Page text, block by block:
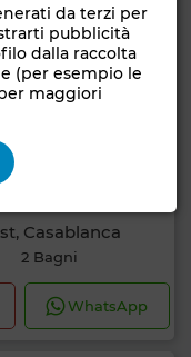
Casablanca
2 Bagni
WhatsApp
da terzi per
pubblicità
dalla raccolta
(per esempio le
maggiori